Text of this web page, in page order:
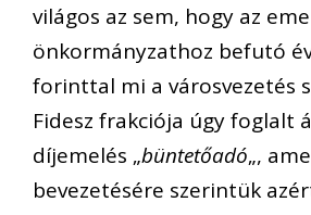
világos az sem, hogy az
önkormányzathoz befutó
forinttal mi a városvezetés
Fidesz frakciója úgy foglalt
díjemelés „büntetőadó„,
bevezetésére szerintük